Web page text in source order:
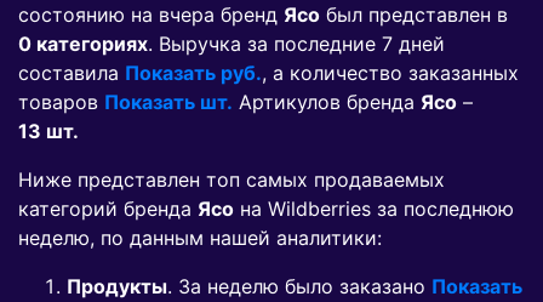
состоянию на вчера бренд Ясо был представлен в
0 категориях. Выручка за последние 7 дней
составила Показать руб., а количество заказанных
товаров Показать шт. Артикулов бренда Ясо –
13 шт.
Ниже представлен топ самых продаваемых
категорий бренда Ясо на Wildberries за последнюю
неделю, по данным нашей аналитики:
Продукты. За неделю было заказано Показать